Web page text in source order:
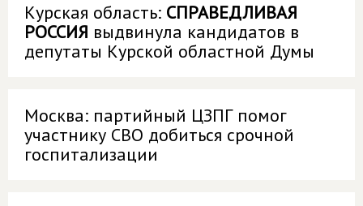
Курская область: СПРАВЕДЛИВАЯ
РОССИЯ выдвинула кандидатов в
депутаты Курской областной Думы
Москва: партийный ЦЗПГ помог
участнику СВО добиться срочной
госпитализации